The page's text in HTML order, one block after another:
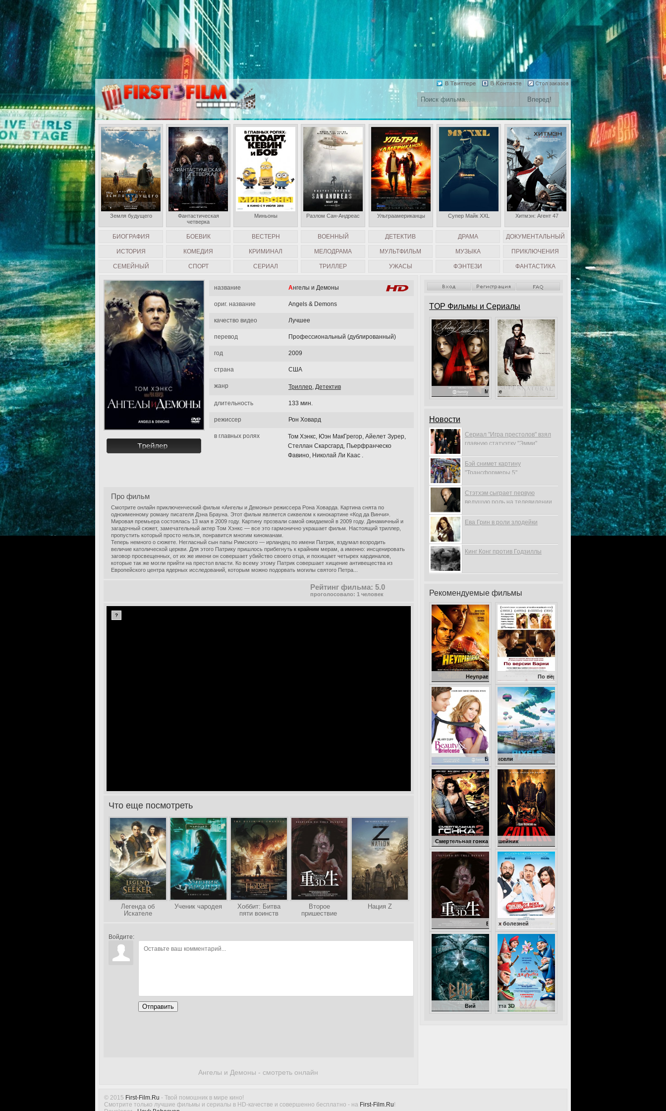
Ангелы и Демоны - смотреть онлайн
название Ангелы и Демоны
ориг. название Angels & Demons
качество видео Лучшее
перевод Профессиональный (дублированный)
год 2009
страна США
жанр Триллер, Детектив
длительность 133 мин.
режиссер Рон Ховард
в главных ролях
Том Хэнкс, Юэн МакГрегор, Айелет Зурер,
Стеллан Скарсгард, Пьерфранческо
Фавино, Николай Ли Каас .
Про фильм
Смотрите онлайн приключенческий фильм «Ангелы и Демоны» режиссера Рона Ховарда. Картина снята по
одноименному роману писателя Дэна Брауна. Этот фильм является сиквелом к кинокартине «Код да Винчи».
Мировая премьера состоялась 13 мая в 2009 году. Картину прозвали самой ожидаемой в 2009 году. Динамичный и
загадочный сюжет, замечательный актер Том Хэнкс — все это гармонично украшает фильм. Настоящий триллер,
пропустить который просто нельзя, понравится многим киноманам.
Теперь немного о сюжете. Негласный сын папы Римского — ирландец по имени Патрик, вздумал возродить
величие католической церкви. Для этого Патрику пришлось прибегнуть к крайним мерам, а именно: инсценировать
заговор просвещенных, от их же имени он совершает убийство своего отца, и похищает четырех кардиналов,
которые так же могли прийти на престол власти. Ко всему этому Патрик совершает хищение антивещества из
Европейского центра ядерных исследований, которым можно подорвать могилы святого Петра...
Рейтинг фильма: 5.0
проголосовало: 1 человек
?
>Что еще посмотреть
Легенда об
Искателе
Ученик чародея
Хоббит: Битва
пяти воинств
Второе
пришествие
Нация Z
Войдите:
Отправить
TOP Фильмы и Сериалы
Милые обманщицы Сверхъестественное
Новости
Сериал "Игра престолов" взял
главную статуэтку "Эмми".
Бэй снимет картину
"Трансформеры 5"
Стэтхэм сыграет первую
ведущую роль на телевидении
Ева Грин в роли злодейки
Кинг Конг против Годзиллы
Рекомендуемые фильмы
Неуправляемый По версии Барни
Бизнес ради любви Пиксели
Смертельная гонка 2: Франкенштейн жив Ошейник
Второе пришествие Любовь от всех болезней
Гномео и Джульетта 3D
БИОГРАФИЯ БОЕВИК ВЕСТЕРН ВОЕННЫЙ ДЕТЕКТИВ ДРАМА ДОКУМЕНТАЛЬНЫЙ
ИСТОРИЯ КОМЕДИЯ КРИМИНАЛ МЕЛОДРАМА МУЛЬТФИЛЬМ МУЗЫКА ПРИКЛЮЧЕНИЯ
СЕМЕЙНЫЙ СПОРТ СЕРИАЛ ТРИЛЛЕР УЖАСЫ ФЭНТЕЗИ ФАНТАСТИКА
Земля будущего
Фантастическая
четверка
Миньоны Разлом Сан-Андреас Ультраамериканцы Супер Майк XXL Хитмэн: Агент 47
© 2015 First-Film.Ru - Твой помошник в мире кино!
Смотрите только лучшие фильмы и сериалы в HD-качестве и совершенно бесплатно - на First-Film.Ru!